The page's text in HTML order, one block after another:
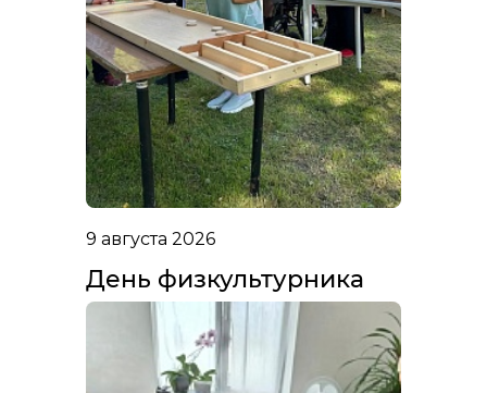
9 августа 2026
День физкультурника